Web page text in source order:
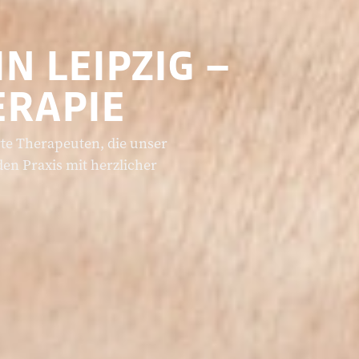
LEIPZIG –
Therapeuten, die unser
Praxis mit herzlicher